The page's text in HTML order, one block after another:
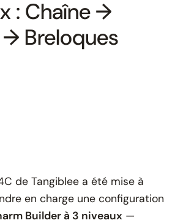
: Chaîne →
Breloques
de Tangiblee a été mise à
en charge une configuration
Builder à 3 niveaux —